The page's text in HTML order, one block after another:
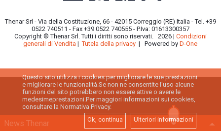
Questo sito utilizza i cookies per migliorare le sue prestazioni
e migliorare le funzionalità.Se non ne consentite l'uso alcune
funzioni del sito potrebbero non essere attive o avere le
medesimeprestazioni.Per maggiori informazioni sui cookies,
consultare la Normativa Privacy.
Ulteriori informazioni
Ok, continua
Thenar Srl - Via della Costituzione, 66 - 42015 Correggio (RE) Italia - Tel. +39
0522 740511 - Fax +39 0522 740555 - P.Iva: 01613300357
Copyright © Thenar Srl. Tutti i diritti sono riservati. 2026 | Condizioni
generali di Vendita |Tutela della privacy | Powered byD-One
News Thenar